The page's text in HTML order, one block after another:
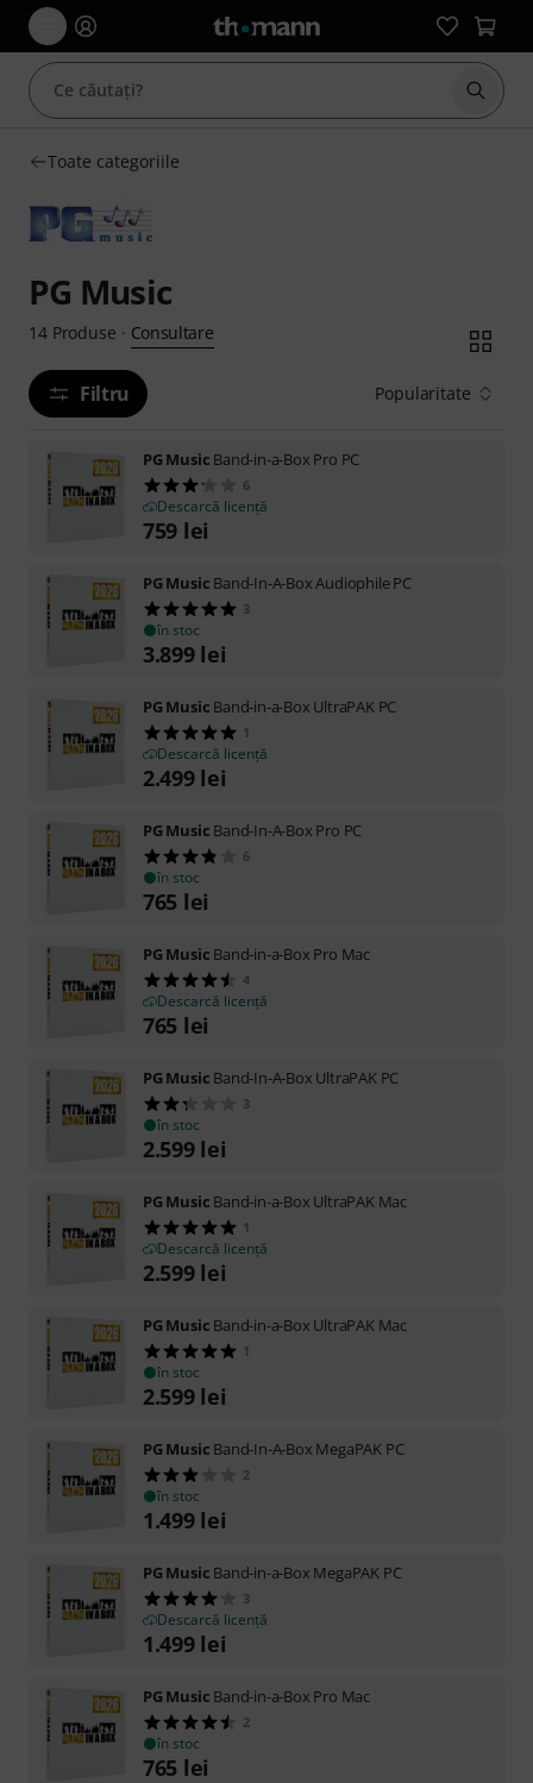
Toate categoriile
PG Music
14 Produse · Consultare
Filtru Popularitate
PG Music Band-in-a-Box Pro PC
6
Descarcă licență
759 lei
PG Music Band-In-A-Box Audiophile PC
3
în stoc
3.899 lei
PG Music Band-in-a-Box UltraPAK PC
1
Descarcă licență
2.499 lei
PG Music Band-In-A-Box Pro PC
6
în stoc
765 lei
PG Music Band-in-a-Box Pro Mac
4
Descarcă licență
765 lei
PG Music Band-In-A-Box UltraPAK PC
3
în stoc
2.599 lei
PG Music Band-in-a-Box UltraPAK Mac
1
Descarcă licență
2.599 lei
PG Music Band-in-a-Box UltraPAK Mac
1
în stoc
2.599 lei
PG Music Band-In-A-Box MegaPAK PC
2
în stoc
1.499 lei
PG Music Band-in-a-Box MegaPAK PC
3
Descarcă licență
1.499 lei
PG Music Band-in-a-Box Pro Mac
2
în stoc
765 lei